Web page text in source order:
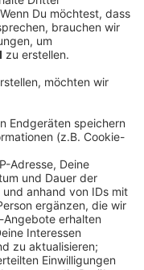
werden,
ist – es
einsatzbereit
Stelle hat gerade
3 Hospitantinnen.
in
Unterstützung von